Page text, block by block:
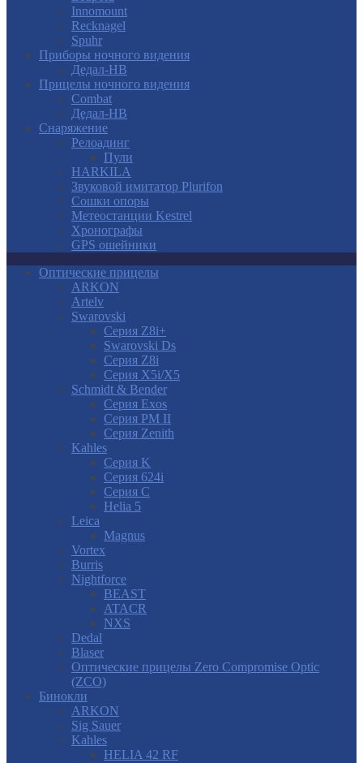
Innomount
Recknagel
Spuhr
Приборы ночного видения
Дедал-НВ
Прицелы ночного видения
Combat
Дедал-НВ
Снаряжение
Релоадинг
Пули
HARKILA
Звуковой имитатор Plurifon
Сошки опоры
Метеостанции Kestrel
Хронографы
GPS ошейники
Оптические прицелы
ARKON
Artelv
Swarovski
Серия Z8i+
Swarovski Ds
Серия Z8i
Серия X5i/X5
Schmidt & Bender
Серия Exos
Серия PM II
Cерия Zenith
Kahles
Серия K
Серия 624i
Серия С
Helia 5
Leica
Magnus
Vortex
Burris
Nightforce
BEAST
ATACR
NXS
Dedal
Blaser
Оптические прицелы Zero Compromise Optic
(ZCO)
Бинокли
ARKON
Sig Sauer
Kahles
HELIA 42 RF